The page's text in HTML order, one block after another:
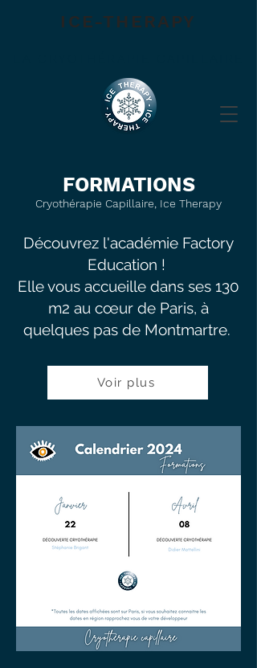
ICE-THERAPY
FORMATIONS
Cryothérapie Capillaire, Ice Therapy
Découvrez l'académie Factory
Education !
Elle vous accueille dans ses 130
m2 au cœur de Paris, à
quelques pas de Montmartre.
Voir plus